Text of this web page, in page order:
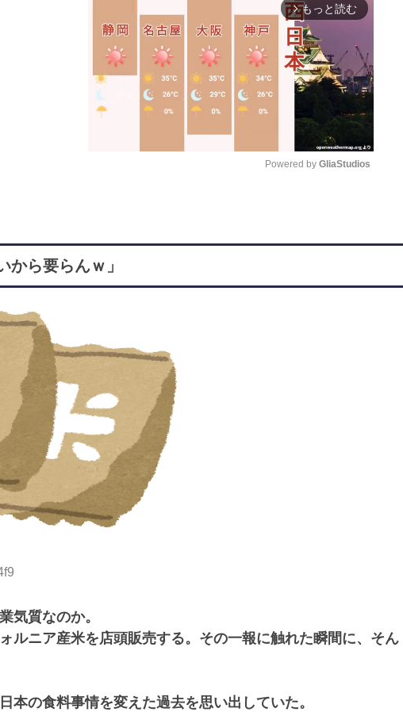
arrow_forward_ios もっと読む
Powered by GliaStudios
から要らんｗ」
気質なのか。
ルニア産米を店頭販売する。その一報に触れた瞬間に、そん
本の食料事情を変えた過去を思い出していた。